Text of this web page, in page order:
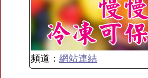
頻道： 網站連結